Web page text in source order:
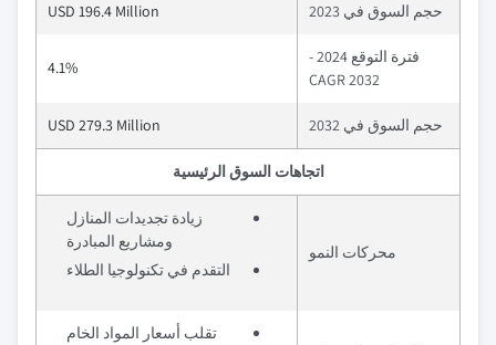
حجم السوق في 2023 USD 196.4 Million
فترة التوقع 2024 -
2032 CAGR
4.1%
حجم السوق في 2032 USD 279.3 Million
اتجاهات السوق الرئيسية
محركات النمو
زيادة تجديدات المنازل
ومشاريع المبادرة
التقدم في تكنولوجيا الطلاء
تقلب أسعار المواد الخام